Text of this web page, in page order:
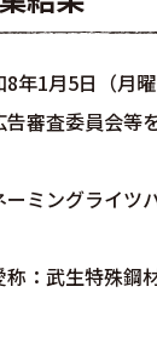
8年1月5日（月
告審査委員会等
ーミングライツ
称：武生特殊鋼